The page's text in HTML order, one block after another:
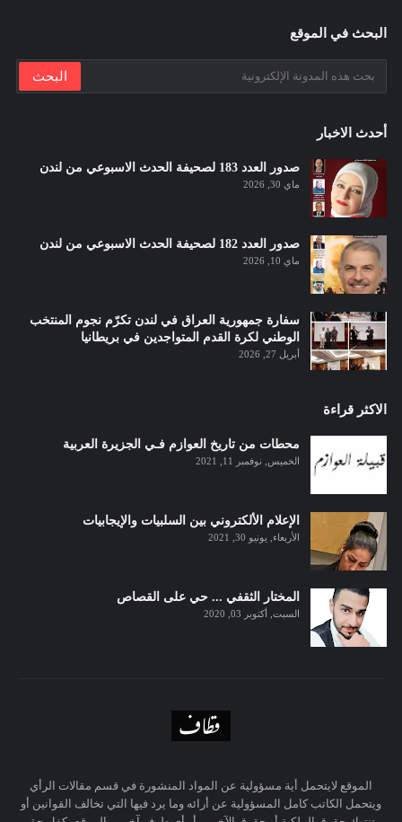
البحث في الموقع
أحدث الاخبار
صدور العدد 183 لصحيفة الحدث الاسبوعي من لندن
ماي 30, 2026
صدور العدد 182 لصحيفة الحدث الاسبوعي من لندن
ماي 10, 2026
سفارة جمهورية العراق في لندن تكرّم نجوم المنتخب
الوطني لكرة القدم المتواجدين في بريطانيا
أبريل 27, 2026
الاكثر قراءة
محطات من تاريخ العوازم فـي الجزيرة العربية
الخميس, نوفمبر 11, 2021
الإعلام الألكتروني بين السلبيات والإيجابيات
الأربعاء, يونيو 30, 2021
المختار الثقفي ... حي على القصاص
السبت, أكتوبر 03, 2020
الموقع لايتحمل أية مسؤولية عن المواد المنشورة في قسم مقالات الرأي
ويتحمل الكاتب كامل المسؤولية عن أرائه وما يرد فيها التي تخالف القوانين أو